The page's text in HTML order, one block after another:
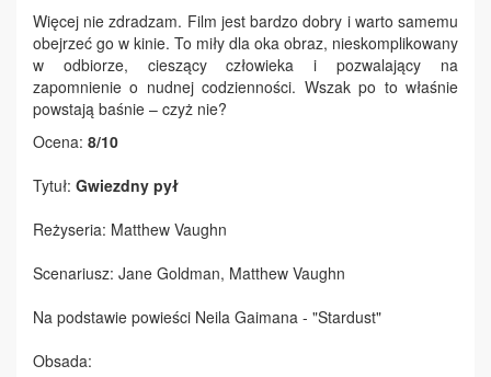
Więcej nie zdradzam. Film jest bardzo dobry i warto samemu
obejrzeć go w kinie. To miły dla oka obraz, nieskomplikowany
w odbiorze, cieszący człowieka i pozwalający na
zapomnienie o nudnej codzienności. Wszak po to właśnie
powstają baśnie – czyż nie?
Ocena: 8/10
Tytuł: Gwiezdny pył
Reżyseria: Matthew Vaughn
Scenariusz: Jane Goldman, Matthew Vaughn
Na podstawie powieści Neila Gaimana - "Stardust"
Obsada: